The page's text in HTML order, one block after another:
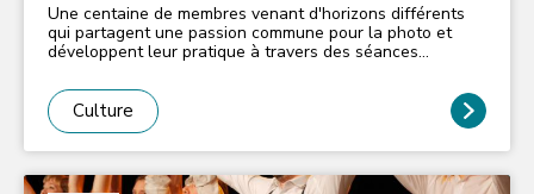
Une centaine de membres venant d'horizons différents
qui partagent une passion commune pour la photo et
développent leur pratique à travers des séances
club et quelques intervenants externes. Affilié à la
Fédération Photographique de France. Réunions
plénières (en soirée) une semaine sur deux + ateliers et
activités tout au long de l'année.
Culture